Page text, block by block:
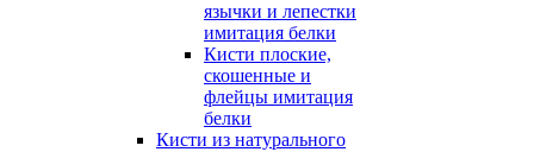
язычки и лепестки
имитация белки
Кисти плоские,
скошенные и
флейцы имитация
белки
Кисти из натурального